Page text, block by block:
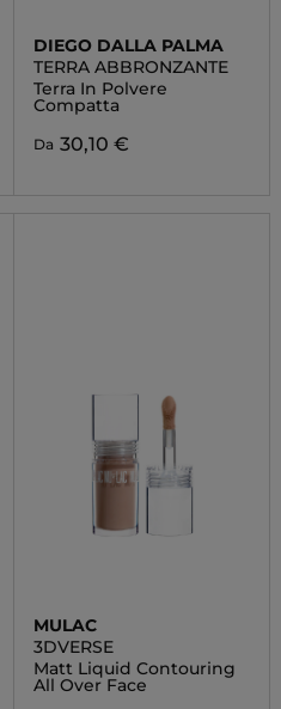
DIEGO DALLA PALMA
TERRA ABBRONZANTE
Terra In Polvere
Compatta
Da 30,10 €
MULAC
3DVERSE
Matt Liquid Contouring
All Over Face